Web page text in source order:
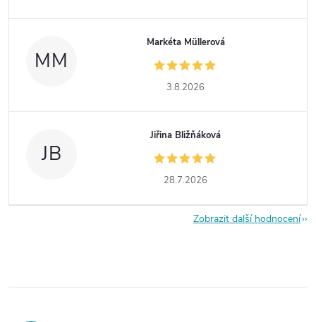
MM
Markéta Müllerová
3.8.2026
JB
Jiřina Bližňáková
28.7.2026
Zobrazit další hodnocení